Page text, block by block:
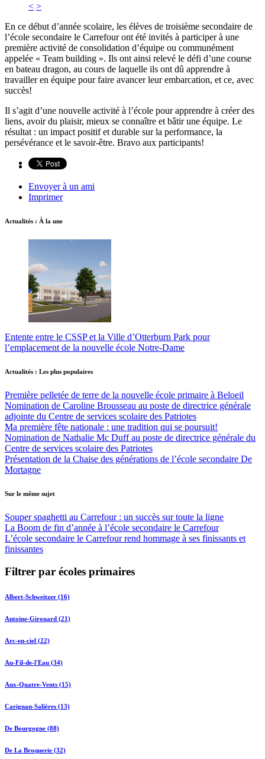
< >
En ce début d’année scolaire, les élèves de troisième secondaire de
l’école secondaire le Carrefour ont été invités à participer à une
première activité de consolidation d’équipe ou communément
appelée « Team building ». Ils ont ainsi relevé le défi d’une course
en bateau dragon, au cours de laquelle ils ont dû apprendre à
travailler en équipe pour faire avancer leur embarcation, et ce, avec
succès!
Il s’agit d’une nouvelle activité à l’école pour apprendre à créer des
liens, avoir du plaisir, mieux se connaître et bâtir une équipe. Le
résultat : un impact positif et durable sur la performance, la
persévérance et le savoir-être. Bravo aux participants!
Envoyer à un ami
Imprimer
Actualités : À la une
Entente entre le CSSP et la Ville d’Otterburn Park pour
l’emplacement de la nouvelle école Notre-Dame
Actualités : Les plus populaires
Première pelletée de terre de la nouvelle école primaire à Beloeil
Nomination de Caroline Brousseau au poste de directrice générale
adjointe du Centre de services scolaire des Patriotes
Ma première fête nationale : une tradition qui se poursuit!
Nomination de Nathalie Mc Duff au poste de directrice générale du
Centre de services scolaire des Patriotes
Présentation de la Chaise des générations de l’école secondaire De
Mortagne
Sur le même sujet
Souper spaghetti au Carrefour : un succès sur toute la ligne
La Boom de fin d’année à l’école secondaire le Carrefour
L’école secondaire le Carrefour rend hommage à ses finissants et
finissantes
Filtrer par écoles primaires
Albert-Schweitzer (16)
Antoine-Girouard (21)
Arc-en-ciel (22)
Au-Fil-de-l'Eau (34)
Aux-Quatre-Vents (15)
Carignan-Salières (13)
De Bourgogne (88)
De La Broquerie (32)